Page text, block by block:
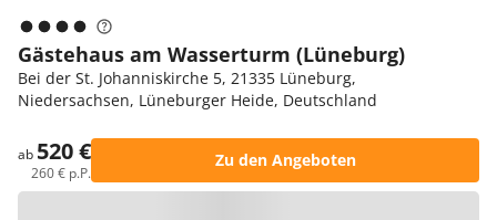
Gästehaus am Wasserturm (Lüneburg)
Bei der St. Johanniskirche 5, 21335 Lüneburg,
Niedersachsen, Lüneburger Heide, Deutschland
ab 520 €
260 € p.P.
Zu den Angeboten